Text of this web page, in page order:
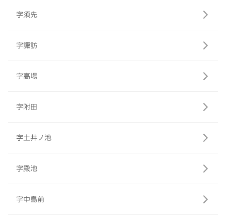
字須先
字諏訪
字高場
字附田
字土井ノ池
字殿池
字中島前